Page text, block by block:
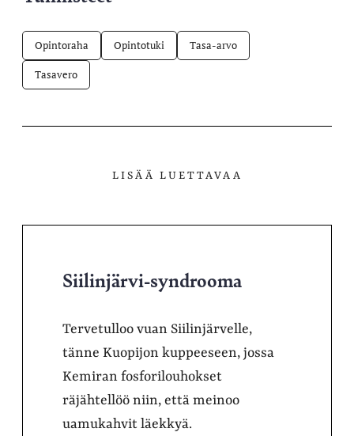
Opintoraha Opintotuki Tasa-arvo
Tasavero
LISÄÄ LUETTAVAA
Siilinjärvi-syndrooma
Tervetulloo vuan Siilinjärvelle,
tänne Kuopijon kuppeeseen, jossa
Kemiran fosforilouhokset
räjähtellöö niin, että meinoo
uamukahvit läekkyä.